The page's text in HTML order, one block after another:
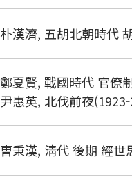
朴漢濟, 五胡北朝時代
鄭夏賢, 戰國時代 官僚
尹惠英, 北伐前夜
曺秉漢, 淸代 後期 經世